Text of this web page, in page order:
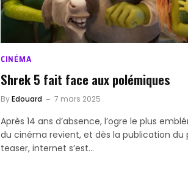
CINÉMA
Shrek 5 fait face aux polémiques
ByEdouard 7 mars 2025
Après 14 ans d’absence, l’ogre le plus
du cinéma revient, et dès la publication du
teaser, internet s’est…